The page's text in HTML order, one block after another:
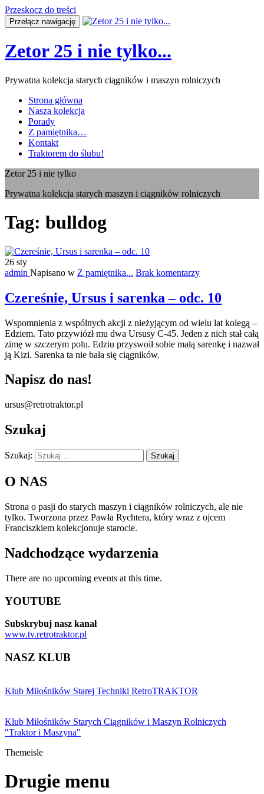
Przeskocz do treści
Przełącz nawigację
Zetor 25 i nie tylko...
Prywatna kolekcja starych ciągników i maszyn rolniczych
Strona główna
Nasza kolekcja
Porady
Z pamiętnika…
Kontakt
Traktorem do ślubu!
Zetor 25 i nie tylko
Prywatna kolekcja starych maszyn i ciągników rolniczych
Tag: bulldog
26 sty
admin Napisano w Z pamiętnika... Brak komentarzy
Czereśnie, Ursus i sarenka – odc. 10
Wspomnienia z wspólnych akcji z nieżyjącym od wielu lat kolegą –
Edziem. Tato przywiózł mu dwa Ursusy C-45. Jeden z nich stał całą
zimę w szczerym polu. Edziu przyswoił sobie małą sarenkę i nazwał
ją Kizi. Sarenka ta nie bała się ciągników.
Napisz do nas!
ursus@retrotraktor.pl
Szukaj
Szukaj:
O NAS
Strona o pasji do starych maszyn i ciągników rolniczych, ale nie
tylko. Tworzona przez Pawła Rychtera, który wraz z ojcem
Franciszkiem kolekcjonuje starocie.
Nadchodzące wydarzenia
There are no upcoming events at this time.
YOUTUBE
Subskrybuj nasz kanał
www.tv.retrotraktor.pl
NASZ KLUB
Klub Miłośników Starej Techniki RetroTRAKTOR
Klub Miłośników Starych Ciągników i Maszyn Rolniczych
"Traktor i Maszyna"
Themeisle
Drugie menu